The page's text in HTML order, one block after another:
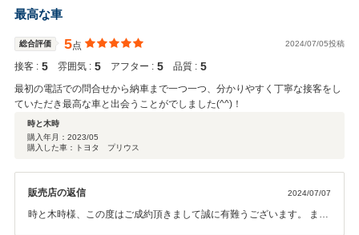
後も末長いお付き合いを頂ければ幸いです。 この度は誠に有難うござ
いました。カーバンクライトスタッフ一同
最高な車
総合評価 5点 2024/07/05投稿
接客 : 5 雰囲気 : 5 アフター : 5 品質 : 5
最初の電話での問合せから納車まで一つ一つ、分かりやすく丁寧な接客をし
ていただき最高な車と出会うことがでしました(^^)！
時と木時
購入年月： 2023/05
購入した車：トヨタ プリウス
販売店の返信 2024/07/07
時と木時様、この度はご成約頂きまして誠に有難うございます。 ま